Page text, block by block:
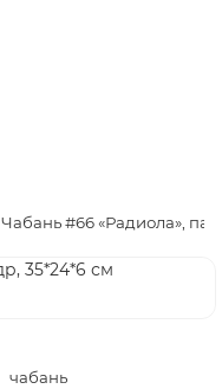
Чабань #66 «Радиола»,
чабань